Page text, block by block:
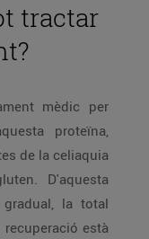
tractar
mèdic per
proteïna,
de la celiaquia
D'aquesta
la total
està